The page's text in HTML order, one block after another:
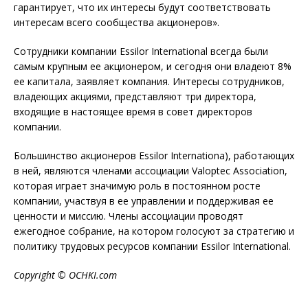
гарантирует, что их интересы будут соответствовать
интересам всего сообщества акционеров».
Сотрудники компании Essilor International всегда были
самым крупным ее акционером, и сегодня они владеют 8%
ее капитала, заявляет компания. Интересы сотрудников,
владеющих акциями, представляют три директора,
входящие в настоящее время в совет директоров
компании.
Большинство акционеров Essilor Internationa), работающих
в ней, являются членами ассоциации Valoptec Association,
которая играет значимую роль в постоянном росте
компании, участвуя в ее управлении и поддерживая ее
ценности и миссию. Члены ассоциации проводят
ежегодное собрание, на котором голосуют за стратегию и
политику трудовых ресурсов компании Essilor International.
Copyright © OCHKI.com